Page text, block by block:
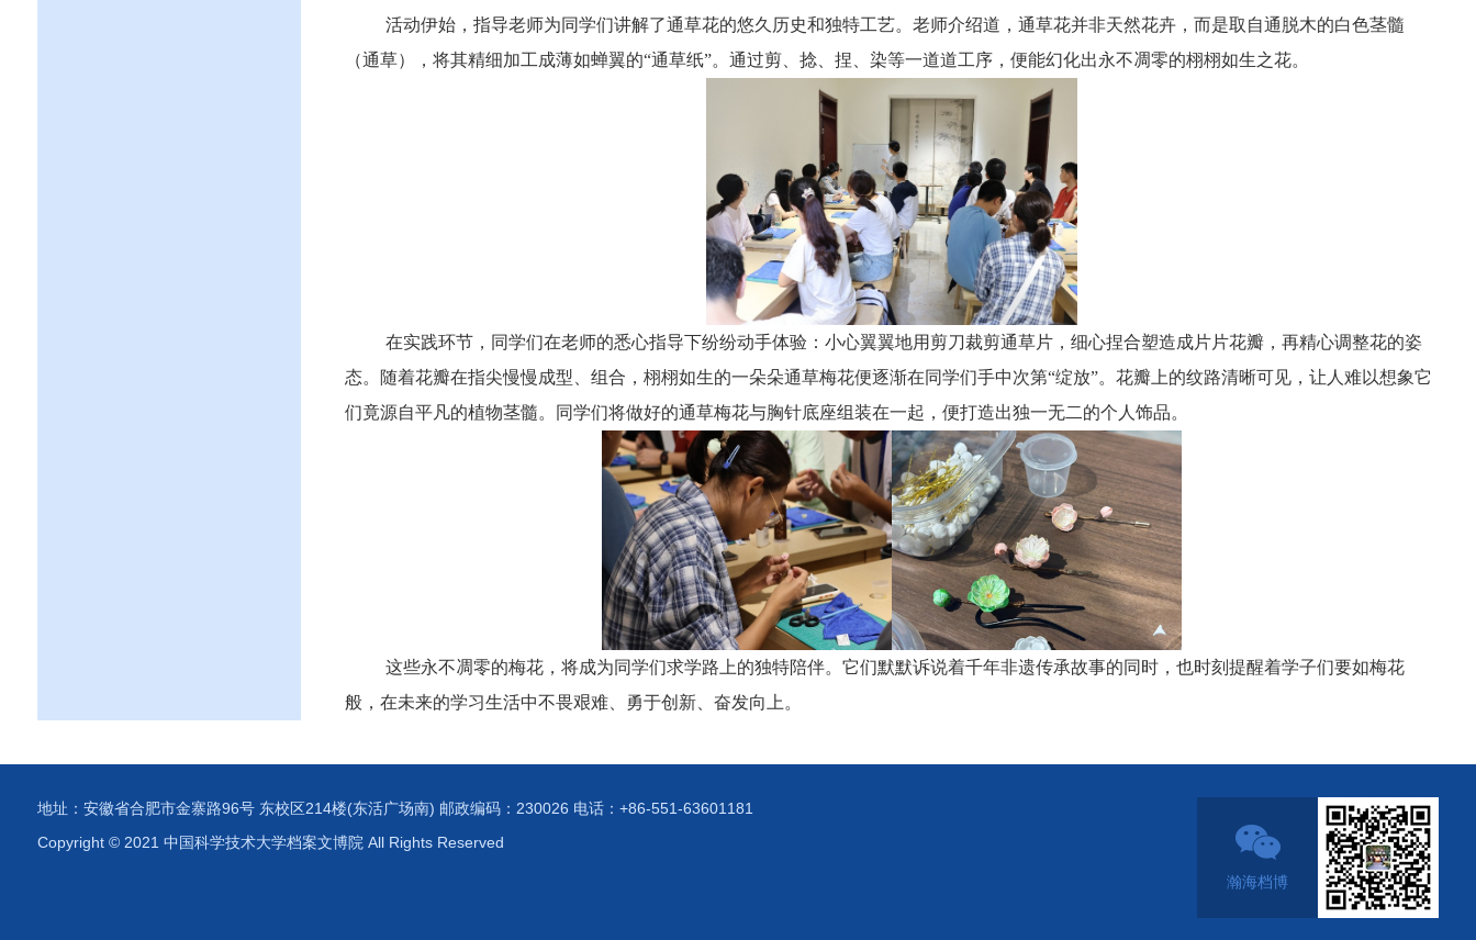
活动伊始，指导老师为同学们讲解了通草花的悠久历史和独特工艺。老师介绍道，通草花并非天然花卉，而是取自通 脱木的白色茎髓
（通草），将其精细加工成薄如蝉翼的“通草纸”。通过剪、捻、捏、染等一道道工序，便能幻化出永不凋零的栩栩如生之花。
在实践环节，同学们在老师的悉心指导下纷纷动手体验 ：小心翼翼地用剪刀裁剪通草片，细心捏合塑造成片片花瓣，再精心调整花的姿
态。随着花瓣在指尖慢慢成型、组合，栩栩如生的一朵朵通草梅花便逐渐在同学们手中次第“绽放”。 花瓣上的纹路清晰可见，让人难以想象它
们竟源自平凡的植物茎髓。同学们将做好的通草梅花与胸针底座组装在一起，便打造出独一无二的个人饰品。
这些永不凋零的梅花，将成为同学们求学路上的独特陪伴。它们默默诉说着千年非遗传承故事的同时，也时刻提醒着学子们要如梅花
般，在未来的学习生活中不畏艰难、勇于创新、奋发向上。
地址：安徽省合肥市金寨路96号 东校区214楼(东活广场南) 邮政编码：230026 电话：+86-551-63601181
Copyright © 2021 中国科学技术大学档案文博院 All Rights Reserved
瀚海档博